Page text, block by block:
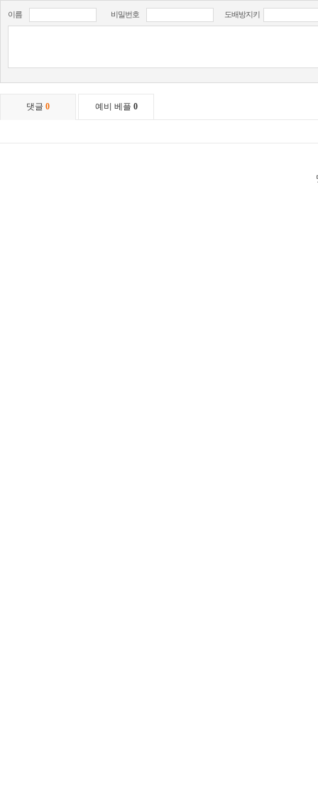
이름 비밀번호 도배방지키
댓글 0 예비 베플 0